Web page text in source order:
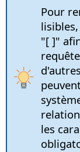
Pour
"[ ]"
les